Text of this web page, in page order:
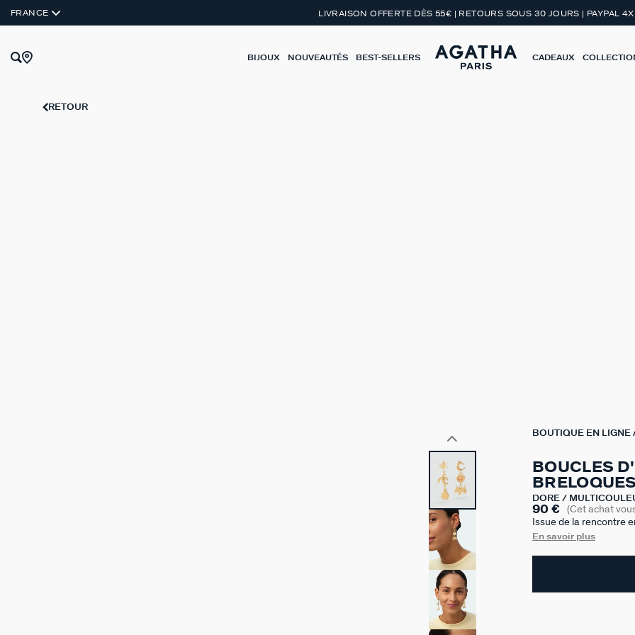
FRANCE LIVRAISON OFFERTE DÈS 55€ | RETOURS SOUS 30 JOURS | PAYPAL 4X
BIJOUX NOUVEAUTÉS BEST-SELLERS CADEAUX
RETOUR
BOUTIQUE EN LIGNE
BOUCLES
DORÉ /
90 € (Cet achat
Issue de la rencontre
d’Agatha, cette
au savoir-faire
En savoir plus